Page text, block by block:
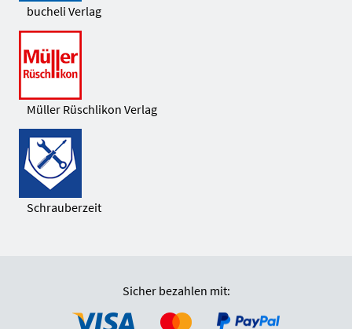
bucheli Verlag
Müller Rüschlikon Verlag
Schrauberzeit
Sicher bezahlen mit: